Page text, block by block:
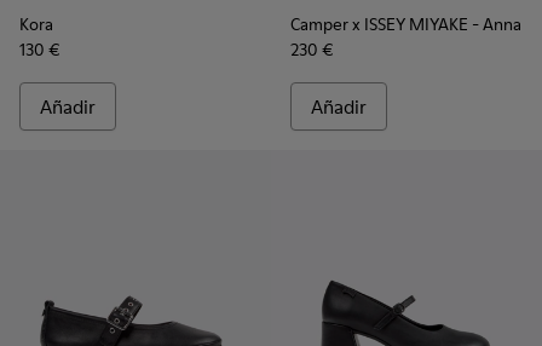
Kora
130 €
Añadir
Camper x ISSEY MIYAKE - Anna
230 €
Añadir